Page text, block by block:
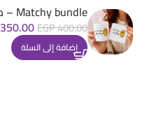
Matchy bundle – صباح الزفت بكرهكوا كلكوا
EGP400.00
350.00
إضافة إلى السلة